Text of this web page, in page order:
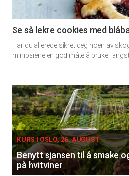
section
11
Ukens
Se så lekre cookies med
Har du allerede sikret deg noen av
minipaiene en god måte å bruke
Events
single
KURS I OSLO, 26. AUGUST
Benytt sjansen til å smake
på hvitviner